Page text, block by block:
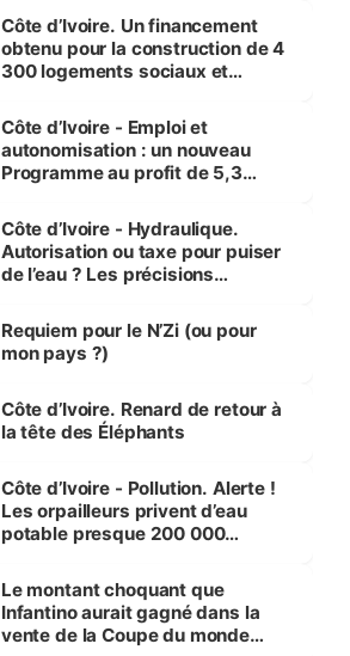
Côte d’Ivoire. Un financement
obtenu pour la construction de 4
300 logements sociaux et
et Yamoussoukro
Côte d’Ivoire - Emploi et
autonomisation : un nouveau
Programme au profit de 5,3
Côte d’Ivoire - Hydraulique.
Autorisation ou taxe pour puiser
de l’eau ? Les précisions
Requiem pour le N’Zi (ou pour
mon pays ?)
Côte d’Ivoire. Renard de retour à
la tête des Éléphants
Côte d’Ivoire - Pollution. Alerte !
Les orpailleurs privent d’eau
potable presque 200 000
Le montant choquant que
Infantino aurait gagné dans la
vente de la Coupe du monde